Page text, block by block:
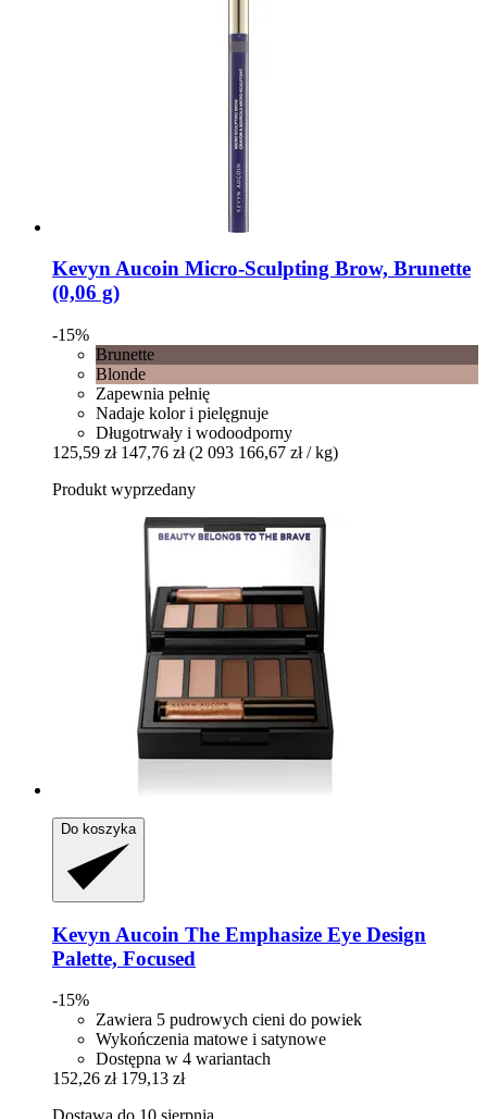
Kevyn Aucoin Micro-​Sculpting Brow, Brunette
(0,06 g)
-15%
Brunette
Blonde
Zapewnia pełnię
Nadaje kolor i pielęgnuje
Długotrwały i wodoodporny
125,59 zł 147,76 zł (2 093 166,67 zł / kg)
Produkt wyprzedany
Do koszyka
Kevyn Aucoin The Emphasize Eye Design
Palette, Focused
-15%
Zawiera 5 pudrowych cieni do powiek
Wykończenia matowe i satynowe
Dostępna w 4 wariantach
152,26 zł 179,13 zł